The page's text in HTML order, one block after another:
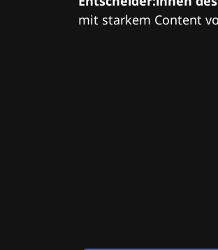
mit starkem Content